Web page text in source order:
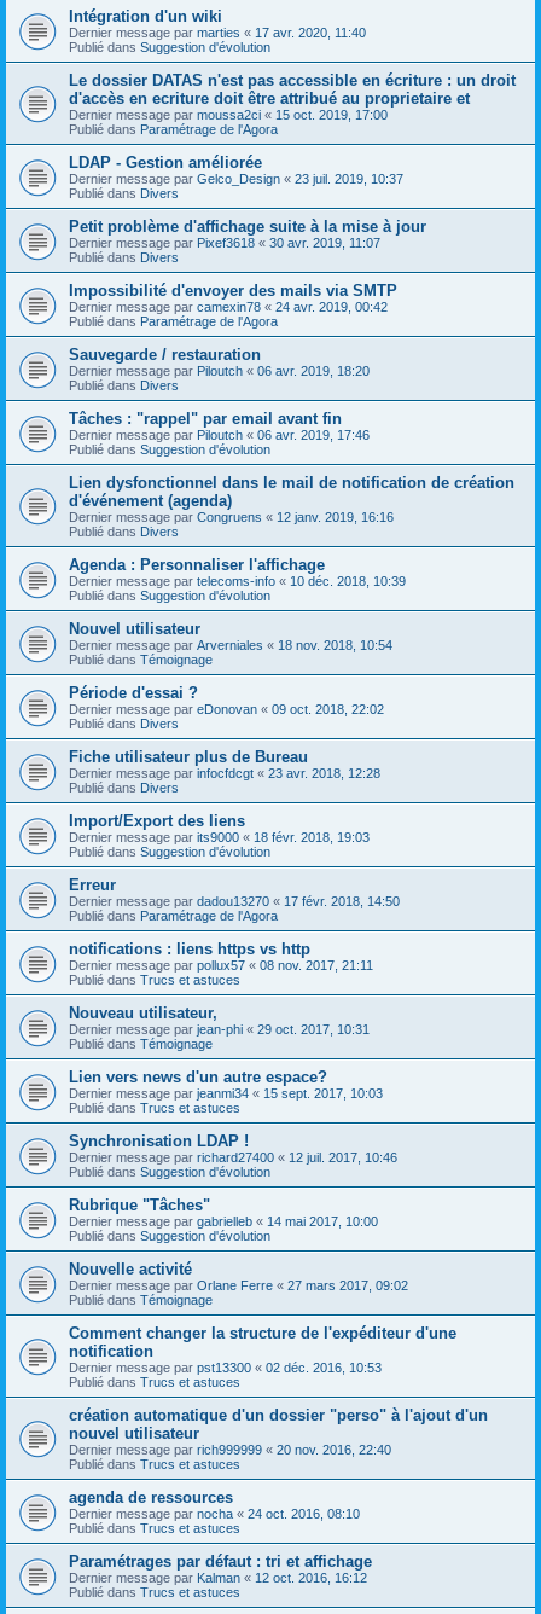
Intégration d'un wiki
Dernier message par marties « 17 avr. 2020, 11:40
Publié dans Suggestion d'évolution
Le dossier DATAS n'est pas accessible en écriture : un droit
d'accès en ecriture doit être attribué au proprietaire et
Dernier message par moussa2ci « 15 oct. 2019, 17:00
Publié dans Paramétrage de l'Agora
LDAP - Gestion améliorée
Dernier message par Gelco_Design « 23 juil. 2019, 10:37
Publié dans Divers
Petit problème d'affichage suite à la mise à jour
Dernier message par Pixef3618 « 30 avr. 2019, 11:07
Publié dans Divers
Impossibilité d'envoyer des mails via SMTP
Dernier message par camexin78 « 24 avr. 2019, 00:42
Publié dans Paramétrage de l'Agora
Sauvegarde / restauration
Dernier message par Piloutch « 06 avr. 2019, 18:20
Publié dans Divers
Tâches : "rappel" par email avant fin
Dernier message par Piloutch « 06 avr. 2019, 17:46
Publié dans Suggestion d'évolution
Lien dysfonctionnel dans le mail de notification de création
d'événement (agenda)
Dernier message par Congruens « 12 janv. 2019, 16:16
Publié dans Divers
Agenda : Personnaliser l'affichage
Dernier message par telecoms-info « 10 déc. 2018, 10:39
Publié dans Suggestion d'évolution
Nouvel utilisateur
Dernier message par Arverniales « 18 nov. 2018, 10:54
Publié dans Témoignage
Période d'essai ?
Dernier message par eDonovan « 09 oct. 2018, 22:02
Publié dans Divers
Fiche utilisateur plus de Bureau
Dernier message par infocfdcgt « 23 avr. 2018, 12:28
Publié dans Divers
Import/Export des liens
Dernier message par its9000 « 18 févr. 2018, 19:03
Publié dans Suggestion d'évolution
Erreur
Dernier message par dadou13270 « 17 févr. 2018, 14:50
Publié dans Paramétrage de l'Agora
notifications : liens https vs http
Dernier message par pollux57 « 08 nov. 2017, 21:11
Publié dans Trucs et astuces
Nouveau utilisateur,
Dernier message par jean-phi « 29 oct. 2017, 10:31
Publié dans Témoignage
Lien vers news d'un autre espace?
Dernier message par jeanmi34 « 15 sept. 2017, 10:03
Publié dans Trucs et astuces
Synchronisation LDAP !
Dernier message par richard27400 « 12 juil. 2017, 10:46
Publié dans Suggestion d'évolution
Rubrique "Tâches"
Dernier message par gabrielleb « 14 mai 2017, 10:00
Publié dans Suggestion d'évolution
Nouvelle activité
Dernier message par Orlane Ferre « 27 mars 2017, 09:02
Publié dans Témoignage
Comment changer la structure de l'expéditeur d'une
notification
Dernier message par pst13300 « 02 déc. 2016, 10:53
Publié dans Trucs et astuces
création automatique d'un dossier "perso" à l'ajout d'un
nouvel utilisateur
Dernier message par rich999999 « 20 nov. 2016, 22:40
Publié dans Trucs et astuces
agenda de ressources
Dernier message par nocha « 24 oct. 2016, 08:10
Publié dans Trucs et astuces
Paramétrages par défaut : tri et affichage
Dernier message par Kalman « 12 oct. 2016, 16:12
Publié dans Trucs et astuces